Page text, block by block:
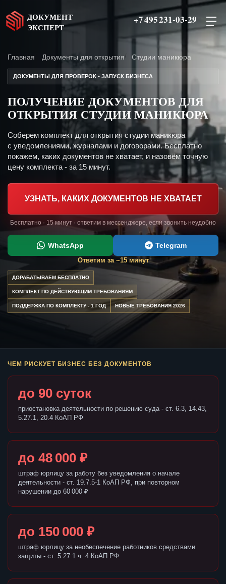
ДОКУМЕНТ
ЭКСПЕРТ
+7 495 231-03-29
Главная Документы для открытия Студии маникюра
ДОКУМЕНТЫ ДЛЯ ПРОВЕРОК • ЗАПУСК БИЗНЕСА
ПОЛУЧЕНИЕ ДОКУМЕНТОВ ДЛЯ
ОТКРЫТИЯ СТУДИИ МАНИКЮРА
Соберем комплект для открытия студии маникюра
с уведомлениями, журналами и договорами. Бесплатно
покажем, каких документов не хватает, и назовём точную
цену комплекта - за 15 минут.
УЗНАТЬ, КАКИХ ДОКУМЕНТОВ НЕ ХВАТАЕТ
Бесплатно · 15 минут · ответим в мессенджере, если звонить неудобно
WhatsApp Telegram
Ответим за ~15 минут
ДОРАБАТЫВАЕМ БЕСПЛАТНО
КОМПЛЕКТ ПО ДЕЙСТВУЮЩИМ ТРЕБОВАНИЯМ
ПОДДЕРЖКА ПО КОМПЛЕКТУ - 1 ГОД НОВЫЕ ТРЕБОВАНИЯ 2026
ЧЕМ РИСКУЕТ БИЗНЕС БЕЗ ДОКУМЕНТОВ
до 90 суток
приостановка деятельности по решению суда - ст. 6.3, 14.43,
5.27.1, 20.4 КоАП РФ
до 48 000 ₽
штраф юрлицу за работу без уведомления о начале
деятельности - ст. 19.7.5-1 КоАП РФ, при повторном
нарушении до 60 000 ₽
до 150 000 ₽
штраф юрлицу за необеспечение работников средствами
защиты - ст. 5.27.1 ч. 4 КоАП РФ